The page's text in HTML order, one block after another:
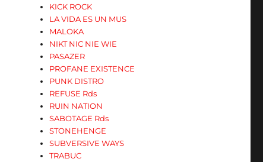
KICK ROCK
LA VIDA ES UN MUS
MALOKA
NIKT NIC NIE WIE
PASAZER
PROFANE EXISTENCE
PUNK DISTRO
REFUSE Rds
RUIN NATION
SABOTAGE Rds
STONEHENGE
SUBVERSIVE WAYS
TRABUC